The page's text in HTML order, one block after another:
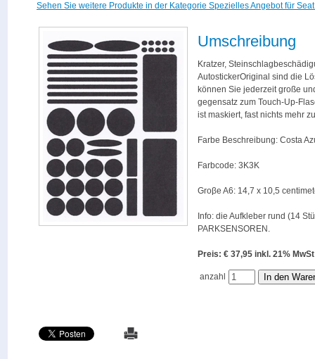
Sehen Sie weitere Produkte in der Kategorie Spezielles Angebot für
Umschreibung
Kratzer,
AutostickerOriginal sind die
können Sie jederzeit große
gegensatz zum Touch-Up-
ist maskiert, fast nichts mehr
Farbe Beschreibung: Costa
Farbcode: 3K3K
Groβe A6: 14,7 x 10,5
Info: die Aufkleber rund (14
PARKSENSOREN.
Preis: € 37,95 inkl. 21%
anzahl